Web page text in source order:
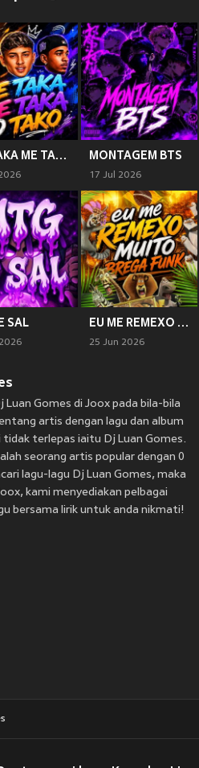
ME TAKA ME TAKA O TAKO (Explicit) MONTAGEM BTS
17 Jul 2026
SAL EU ME REMEXO MUITO (BREGA FUNK) (Explicit)
25 Jun 2026
Gomes di Joox pada bila-bila
artis dengan lagu dan album
terlepas iaitu Dj Luan Gomes.
seorang artis popular dengan 0
lagu-lagu Dj Luan Gomes, maka
kami menyediakan pelbagai
bersama lirik untuk anda nikmati!